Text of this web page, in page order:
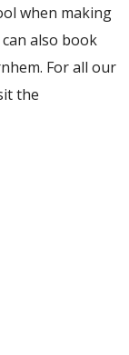
when making
also book
For all our
the